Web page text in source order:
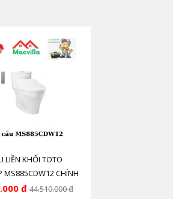
LIỀN KHỐI TOTO
MS885CDW12 CHÍNH
RẺ đ 44.510.000 đ